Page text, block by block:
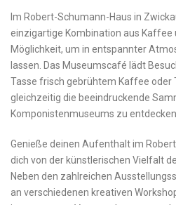
Im ​Robert-Schumann-Haus‌ in
einzigartige Kombination​ aus Kaffee
Möglichkeit,⁢ um in entspannter
⁢lassen. ⁢Das Museumscafé‌ lädt⁢
Tasse frisch gebrühtem Kaffee oder
gleichzeitig die beeindruckende
⁤Komponistenmuseums zu⁤
Genieße deinen Aufenthalt im
dich von der künstlerischen Vielfalt
Neben den zahlreichen
an⁣ verschiedenen kreativen